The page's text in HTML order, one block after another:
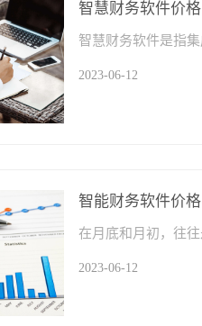
智慧财务软件价格
2023-06-12
智能财务软件价格
2023-06-12